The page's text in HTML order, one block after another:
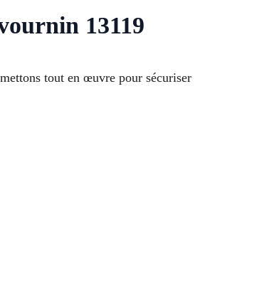
13119
tout en œuvre pour sécuriser